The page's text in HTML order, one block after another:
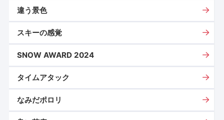
違う景色
スキーの感覚
SNOW AWARD 2024
タイムアタック
なみだポロリ